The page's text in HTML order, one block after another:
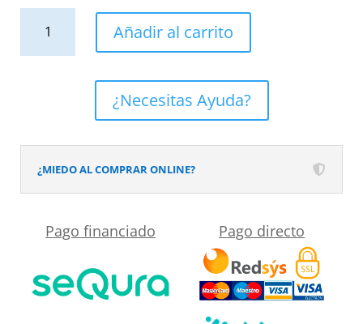
Surface
Negro
cantidad
Añadir al carrito
¿Necesitas Ayuda?
¿MIEDO AL COMPRAR ONLINE?
Pago financiado Pago directo